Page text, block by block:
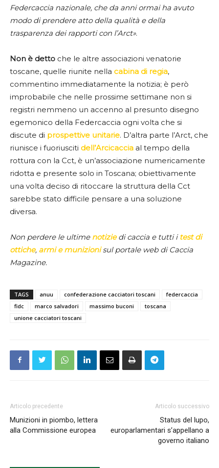
Federcaccia nazionale, che da anni ormai ha avuto
modo di prendere atto della qualità e della
trasparenza dei rapporti con l’Arct».
Non è detto che le altre associazioni venatorie
toscane, quelle riunite nella cabina di regia,
commentino immediatamente la notizia; è però
improbabile che nelle prossime settimane non si
registri nemmeno un accenno al presunto disegno
egemonico della Federcaccia ogni volta che si
discute di prospettive unitarie. D’altra parte l’Arct, che
riunisce i fuoriusciti dell’Arcicaccia al tempo della
rottura con la Cct, è un’associazione numericamente
ridotta e presente solo in Toscana; obiettivamente
una volta deciso di ritoccare la struttura della Cct
sarebbe stato difficile pensare a una soluzione
diversa.
Non perdere le ultime notiziedi caccia e tutti i test di
ottiche, armi e munizionisul portale web di Caccia
Magazine.
TAGS anuu confederazione cacciatori toscani
federcaccia
fidc
marco salvadori massimo buconi
toscana
unione cacciatori toscani
Articolo precedente
Munizioni in piombo, lettera
alla Commissione europea
Articolo successivo
Status del lupo,
europarlamentari s’appellano a
governo italiano